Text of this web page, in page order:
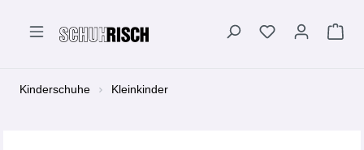
Kinderschuhe Kleinkinder